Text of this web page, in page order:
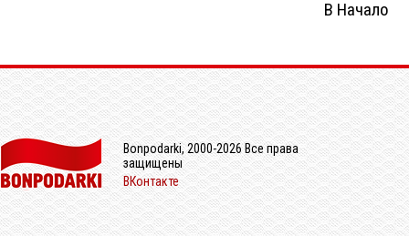
В
Bonpodarki, 2000-2026 Все права
защищены
ВКонтакте